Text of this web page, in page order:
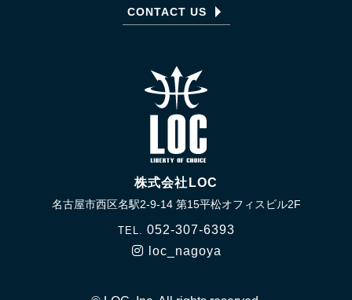
CONTACT US
株式会社LOC
名古屋市西区名駅2-9-14 第15平松オフィスビル2F
TEL. 052-307-6393
loc_nagoya